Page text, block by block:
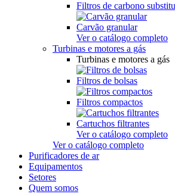
Filtros de carbono
Carvão granular
Ver o catálogo completo
Turbinas e motores a gás
Turbinas e motores a gás
Filtros de bolsas
Filtros compactos
Cartuchos filtrantes
Ver o catálogo completo
Ver o catálogo completo
Purificadores de ar
Equipamentos
Setores
Quem somos